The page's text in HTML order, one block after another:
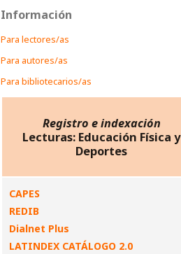
Información
Para lectores/as
Para autores/as
Para bibliotecarios/as
Registro e indexación
Lecturas: Educación Física y
Deportes
CAPES
REDIB
Dialnet Plus
LATINDEX CATÁLOGO 2.0